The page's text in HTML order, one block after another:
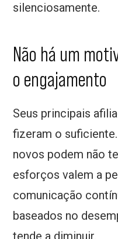
silenciosamente.
Não há um
o engajamento
Seus principais
fizeram o
novos podem não
esforços valem a
comunicação
baseados no
tende a diminuir.